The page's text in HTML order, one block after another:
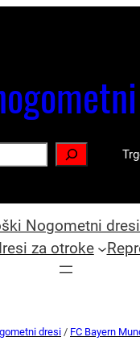
Nogometni dresi
za otroke
dresi / FC Bayern